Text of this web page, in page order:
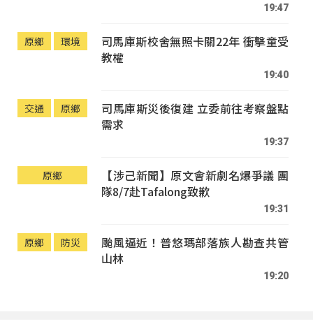
19:47
原鄉 環境
司馬庫斯校舍無照卡關22年 衝擊童受
教權
19:40
交通 原鄉
司馬庫斯災後復建 立委前往考察盤點
需求
19:37
原鄉
【涉己新聞】原文會新劇名爆爭議 團
隊8/7赴Tafalong致歉
19:31
原鄉 防災
颱風逼近！普悠瑪部落族人勘查共管
山林
19:20